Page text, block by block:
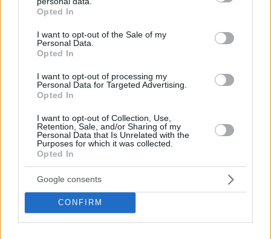
grant or deny consent to Google and its third-party tags to
use your data for below specified purposes in below Google
consent section.
Opted In
I want to opt-out of the Sale of my
Personal Data.
Opted In
I want to opt-out of processing my
Personal Data for Targeted Advertising.
Opted In
I want to opt-out of Collection, Use,
Retention, Sale, and/or Sharing of my
Personal Data that Is Unrelated with the
Purposes for which it was collected.
Opted In
Google consents
CONFIRM
Πώς θα κάνουμε μια περιποίηση προσώπου επιπέδου
σπα στο σπίτι
Σπιτικό προζύμι: Οδηγός για αρχάριους και μη – Η
διαδικασία, η χρήση, η συντήρηση
Ελπίδα για τη Δημοκρατία: Νέα αποχώρηση με αιχμές
για «απολυταρχικά προσωποπαγές διευθυντήριο
Καρυστιανού - Γρατσία»
Πώς ο Μέγας Αλέξανδρος συνέτριψε τους Ιλλυριούς:
Οι μεγάλες νίκες του Έλληνα στρατηλάτη στα Βαλκάνια
Θάλασσα για δισεκατομμυριούχους: Πώς θα κινηθεί η
πριν 28 λεπτά